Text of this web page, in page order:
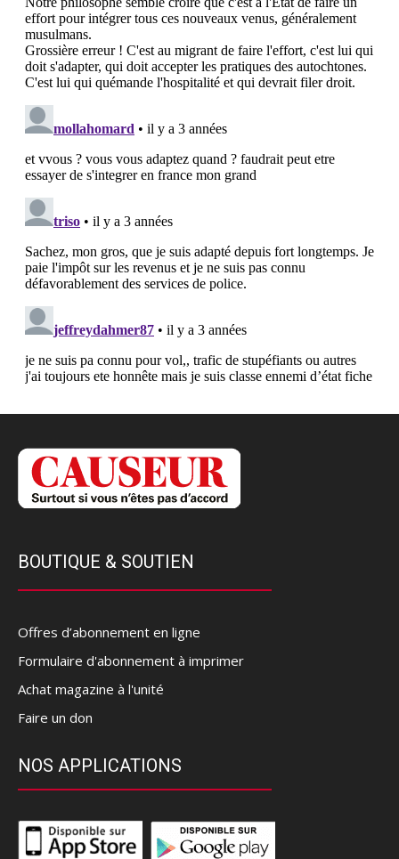
BOUTIQUE & SOUTIEN
Offres d’abonnement en ligne
Formulaire d'abonnement à imprimer
Achat magazine à l'unité
Faire un don
NOS APPLICATIONS